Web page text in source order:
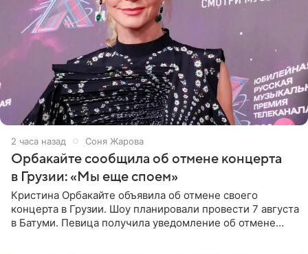
2 часа назад Соня Жарова
Орбакайте сообщила об отмене концерта
в Грузии: «Мы еще споем»
Кристина Орбакайте объявила об отмене своего
концерта в Грузии. Шоу планировали провести 7 августа
в Батуми. Певица получила уведомление об отмене